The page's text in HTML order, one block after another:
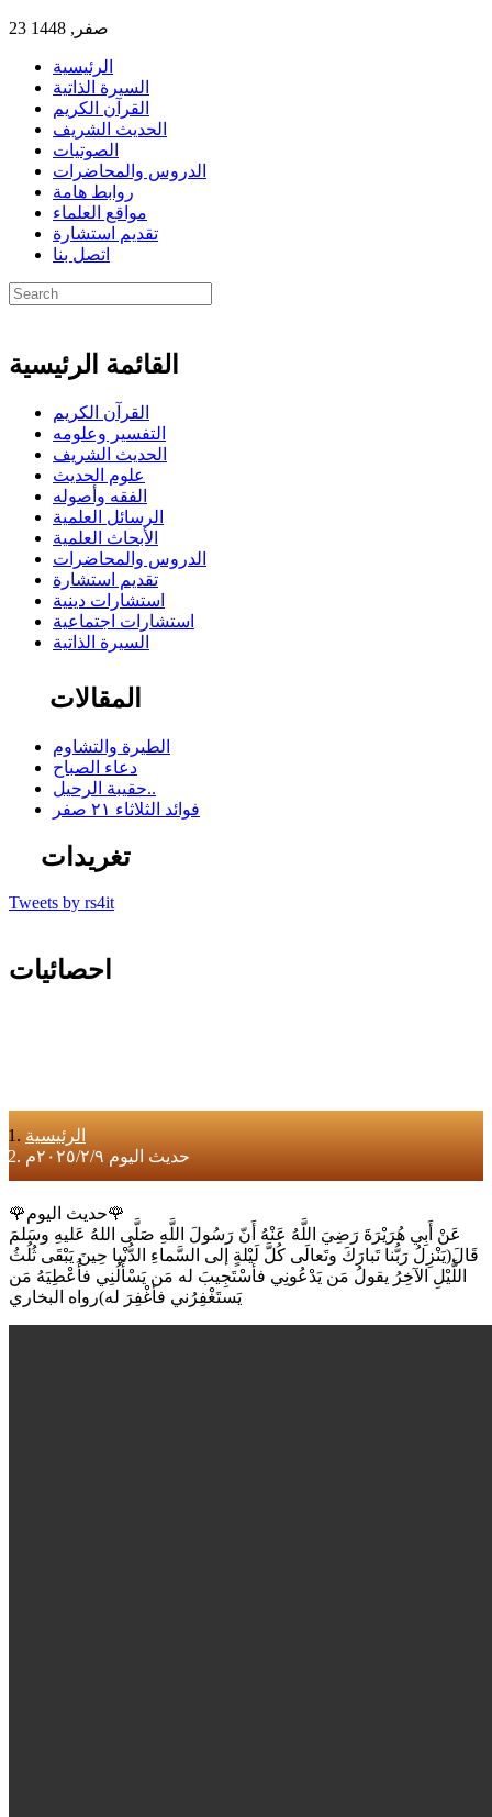
23 صفر, 1448
الرئيسية
السيرة الذاتية
القرآن الكريم
الحديث الشريف
الصوتيات
الدروس والمحاضرات
روابط هامة
مواقع العلماء
تقديم استشارة
اتصل بنا
القائمة الرئيسية
القرآن الكريم
التفسير وعلومه
الحديث الشريف
علوم الحديث
الفقه وأصوله
الرسائل العلمية
الأبحاث العلمية
الدروس والمحاضرات
تقديم استشارة
استشارات دينية
استشارات اجتماعية
السيرة الذاتية
المقالات
الطيرة والتشاوم
دعاء الصباح
حقيبة الرحيل..
فوائد الثلاثاء ٢١ صفر
تغريدات
Tweets by rs4it
احصائيات
الرئيسية
حديث اليوم ٢٠٢٥/٢/٩م
🌹حديث اليوم🌹
عَنْ أَبِي هُرَيْرَةَ رَضِيَ اللَّهُ عَنْهُ أَنّ رَسُولَ اللَّهِ صَلَّى اللهُ عَليهِ وسَلمَ
قَالَ(يَنْزِلُ رَبُّنا تَبارَكَ وتَعالَى كُلَّ لَيْلةٍ إلى السَّماءِ الدُّنْيا حِينَ يَبْقَى ثُلُثُ
اللَّيْلِ الآخِرُ يقولُ مَن يَدْعُونِي فأسْتَجِيبَ له مَن يَسْأَلُنِي فأُعْطِيَهُ مَن
يَستَغْفِرُني فأغْفِرَ له)رواه البخاري